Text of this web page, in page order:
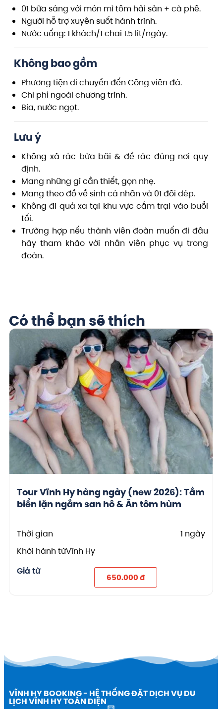
01 bữa sáng với món mì tôm hải sản + cà phê.
Người hỗ trợ xuyên suốt hành trình.
Nước uống: 1 khách/1 chai 1.5 lít/ngày.
Không bao gồm
Phương tiện di chuyển đến Công viên đá.
Chi phí ngoài chương trình.
Bia, nước ngọt.
Lưu ý
Không xả rác bừa bãi & để rác đúng nơi quy
định.
Mang những gì cần thiết, gọn nhẹ.
Mang theo đồ về sinh cá nhân và 01 đôi dép.
Không đi quá xa tại khu vực cắm trại vào buổi
tối.
Trường hợp nếu thành viên đoàn muốn đi đâu
hãy tham khảo với nhân viên phục vụ trong
đoàn.
Có thể bạn sẽ thích
Tour Vĩnh Hy hàng ngày (new 2026): Tắm
biển lặn ngắm san hô & Ăn tôm hùm
Khởi hành từVĩnh Hy
Thời gian 1 ngày
Giá từ
650.000 đ
VĨNH HY BOOKING - HỆ THỐNG ĐẶT DỊCH VỤ DU
LỊCH VĨNH HY TOÀN DIỆN